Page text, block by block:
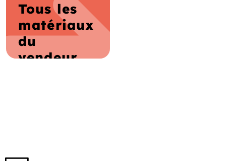
Tous les
matériaux
du
vendeur